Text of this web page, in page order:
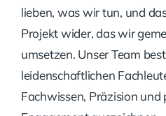
lieben, was wir tun, und
Projekt wider, das wir
umsetzen. Unser Team
leidenschaftlichen
Fachwissen, Präzision und